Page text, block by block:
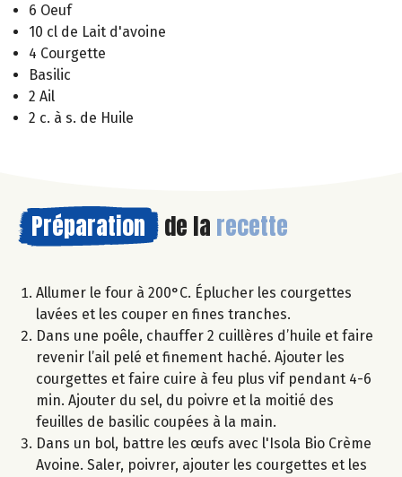
6 Oeuf
10 cl de Lait d'avoine
4 Courgette
Basilic
2 Ail
2 c. à s. de Huile
Préparation de la recette
Allumer le four à 200°C. Éplucher les courgettes
lavées et les couper en fines tranches.
Dans une poêle, chauffer 2 cuillères d’huile et faire
revenir l’ail pelé et finement haché. Ajouter les
courgettes et faire cuire à feu plus vif pendant 4-6
min. Ajouter du sel, du poivre et la moitié des
feuilles de basilic coupées à la main.
Dans un bol, battre les œufs avec l'Isola Bio Crème
Avoine. Saler, poivrer, ajouter les courgettes et les